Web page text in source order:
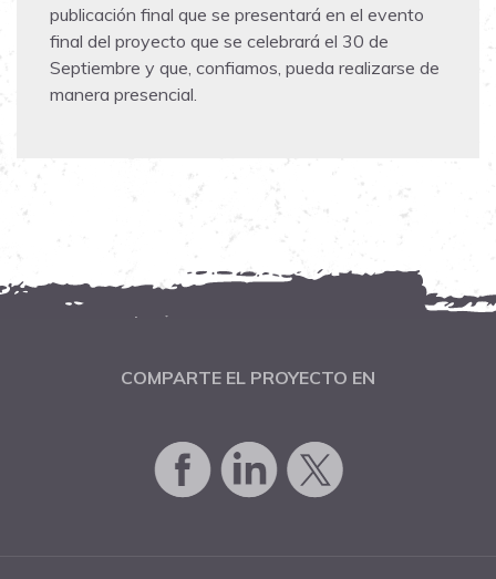
publicación final que se presentará en el evento
final del proyecto que se celebrará el 30 de
Septiembre y que, confiamos, pueda realizarse de
manera presencial.
COMPARTE EL PROYECTO EN